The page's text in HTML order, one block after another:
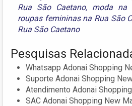
Rua São Caetano, moda na
roupas femininas na Rua São
Rua São Caetano
Pesquisas
Whatsapp Adonai Shopping
Suporte Adonai Shopping
Atendimento Adonai
SAC Adonai Shopping New